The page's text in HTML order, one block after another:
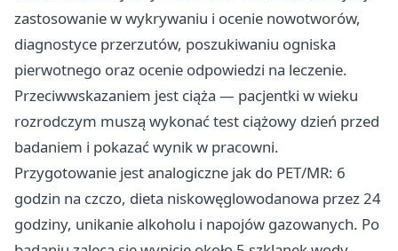
zastosowanie w wykrywaniu i ocenie nowotworów,
diagnostyce przerzutów, poszukiwaniu ogniska
pierwotnego oraz ocenie odpowiedzi na leczenie.
Przeciwwskazaniem jest ciąża — pacjentki w wieku
rozrodczym muszą wykonać test ciążowy dzień przed
badaniem i pokazać wynik w pracowni.
Przygotowanie jest analogiczne jak do PET/MR: 6
godzin na czczo, dieta niskowęglowodanowa przez 24
godziny, unikanie alkoholu i napojów gazowanych. Po